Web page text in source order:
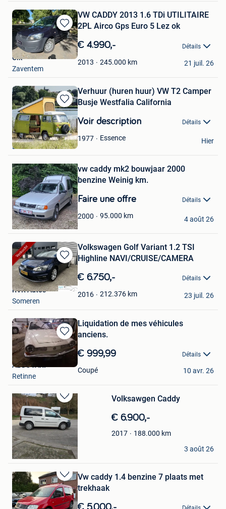
Sauvegarder
dans
Mes
Favoris
VW CADDY 2013 1.6 TDi UTILITAIRE
2PL Airco Gps Euro 5 Lez ok
€ 4.990,- Détails
2013 245.000 km
Clk
Zaventem
21 juil. 26
Sauvegarder
dans
Mes
Favoris
Verhuur (huren huur) VW T2 Camper
Busje Westfalia California
Voir description Détails
1977 Essence
Kombi-Legend
Beersel
Hier
Sauvegarder
Mes
Favoris
vw caddy mk2 bouwjaar 2000
benzine Weinig km.
Faire une offre Détails
2000 95.000 km
Matthias De Beleyr
Sint-Pieters-Kapelle
4 août 26
Sauvegarder
dans
Mes
Favoris
Volkswagen Golf Variant 1.2 TSI
Highline NAVI/CRUISE/CAMERA
€ 6.750,- Détails
2016 212.376 km
RVR Auto's
Someren
23 juil. 26
Sauvegarder
dans
Mes
Favoris
Liquidation de mes véhicules
anciens.
€ 999,99 Détails
Coupé
ALGOVARI
Retinne
10 avr. 26
Sauvegarder
dans
Mes
Favoris
Volksawgen Caddy
€ 6.900,-
2017 188.000 km
Nasscar Sprl
Mont-Saint-Guibert
3 août 26
Sauvegarder
dans
Mes
Vw caddy 1.4 benzine 7 plaats met
trekhaak
€ 5.000,-